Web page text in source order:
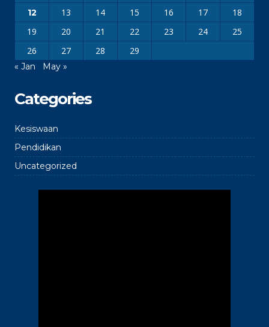
12 13 14 15 16 17
18
19
20 21 22 23 24
25
26
27 28 29
« Jan May »
Categories
Kesiswaan
Pendidikan
Uncategorized